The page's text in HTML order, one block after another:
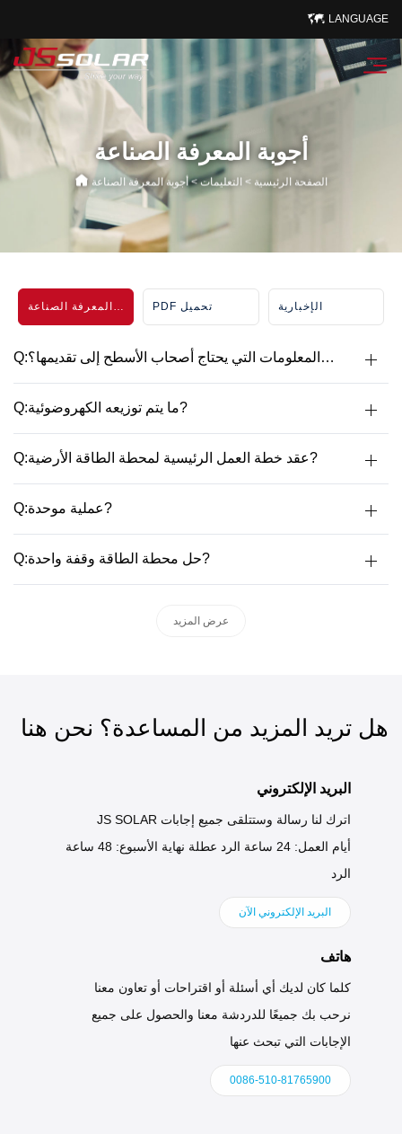
LANGUAGE
أجوبة المعرفة الصناعة
الصفحة الرئيسية > التعليمات>أجوبة المعرفة الصناعة
أجوبة المعرفة الصناعة PDF تحميل الإخبارية
Q:ما هي المعلومات التي يحتاج أصحاب الأسطح إلى تقديمها؟
Q:ما يتم توزيعه الكهروضوئية?
Q:عقد خطة العمل الرئيسية لمحطة الطاقة الأرضية?
Q:عملية موحدة?
Q:حل محطة الطاقة وقفة واحدة?
عرض المزيد
هل تريد المزيد من المساعدة؟ نحن هنا
البريد الإلكتروني
اترك لنا رسالة وستتلقى جميع إجابات JS SOLAR
أيام العمل: 24 ساعة الرد عطلة نهاية الأسبوع: 48 ساعة
الرد
البريد الإلكتروني الآن
هاتف
كلما كان لديك أي أسئلة أو اقتراحات أو تعاون معنا
نرحب بك جميعًا للدردشة معنا والحصول على جميع
الإجابات التي تبحث عنها
0086-510-81765900